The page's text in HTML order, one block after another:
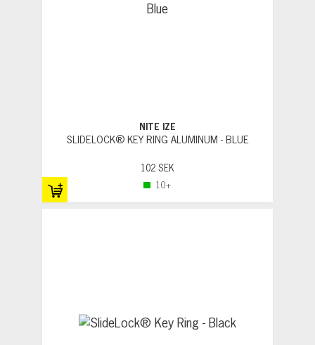
NITE IZE
SLIDELOCK® KEY RING ALUMINUM - BLUE
102 SEK
10+